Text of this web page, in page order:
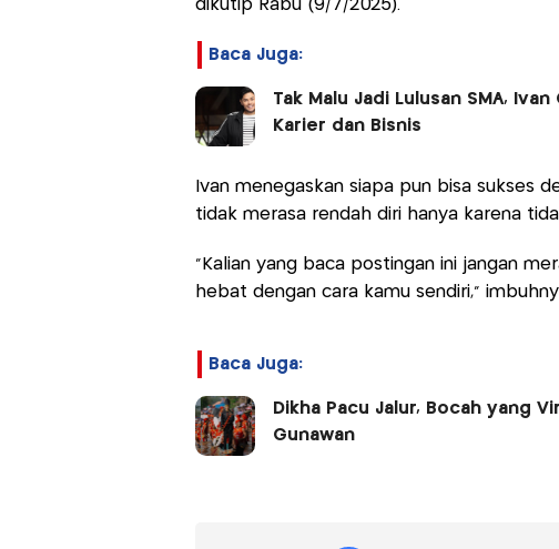
dikutip Rabu (9/7/2025).
Baca Juga:
Tak Malu Jadi Lulusan SMA,
Karier dan Bisnis
Ivan menegaskan siapa pun bisa sukses
tidak merasa rendah diri hanya karena
"Kalian yang baca postingan ini jangan
hebat dengan cara kamu sendiri,"
Baca Juga:
Dikha Pacu Jalur, Bocah yang
Gunawan